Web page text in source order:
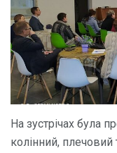
На зустрічах була
колінний, плечовий